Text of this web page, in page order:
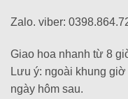
Zalo. viber:
Giao hoa nhanh từ 8
Lưu ý: ngoài khung
ngày hôm sau.